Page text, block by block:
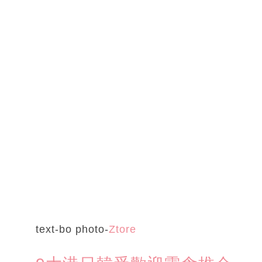
text-bo photo-Ztore